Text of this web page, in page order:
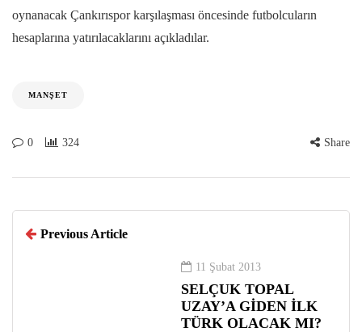
oynanacak Çankırıspor karşılaşması öncesinde futbolcuların
hesaplarına yatırılacaklarını açıkladılar.
MANŞET
0 324 Share
Previous Article
11 Şubat 2013
SELÇUK TOPAL
UZAY’A GİDEN İLK
TÜRK OLACAK MI?